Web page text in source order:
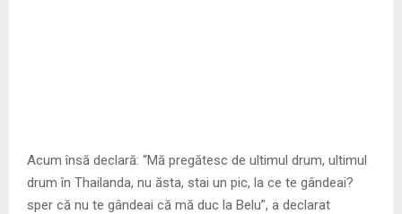
Acum însă declară: “Mă pregătesc de ultimul drum, ultimul
drum în Thailanda, nu ăsta, stai un pic, la ce te gândeai?
sper că nu te gândeai că mă duc la Belu”, a declarat